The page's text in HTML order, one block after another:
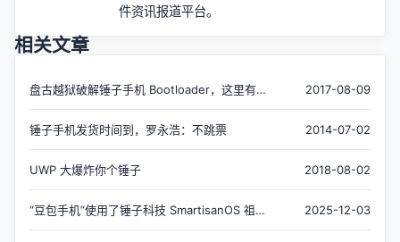
件资讯报道平台。
相关文章
盘古越狱破解锤子手机 Bootloader，这里有详
2017-08-09
锤子手机发货时间到，罗永浩：不跳票 2014-07-02
UWP 大爆炸你个锤子 2018-08-02
“豆包手机”使用了锤子科技 SmartisanOS 祖传
2025-12-03